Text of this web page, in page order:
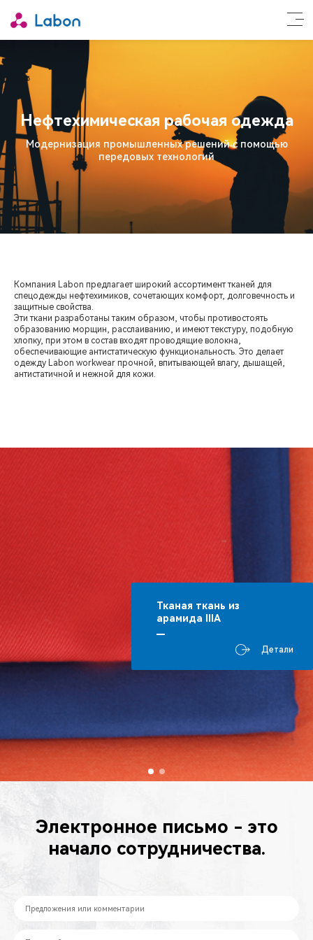
Нефтехимическая рабочая одежда
Модернизация промышленных решений с помощью
передовых технологий
Компания Labon предлагает широкий ассортимент тканей для
спецодежды нефтехимиков, сочетающих комфорт, долговечность и
защитные свойства.
Эти ткани разработаны таким образом, чтобы противостоять
образованию морщин, расслаиванию, и имеют текстуру, подобную
хлопку, при этом в состав входят проводящие волокна,
обеспечивающие антистатическую функциональность. Это делает
одежду Labon workwear прочной, впитывающей влагу, дышащей,
антистатичной и нежной для кожи.
Тканая ткань из
арамида IIIA
Детали
Электронное письмо - это
начало сотрудничества.
Характеристики продукта:
•
•
•
•